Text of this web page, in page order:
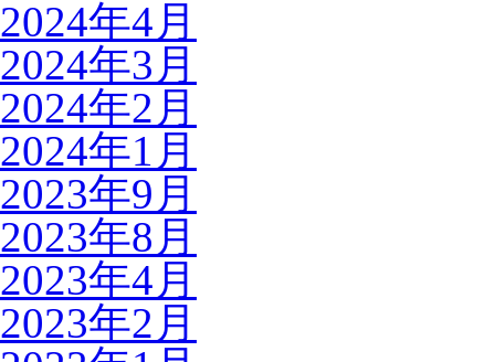
2024年4月
2024年3月
2024年2月
2024年1月
2023年9月
2023年8月
2023年4月
2023年2月